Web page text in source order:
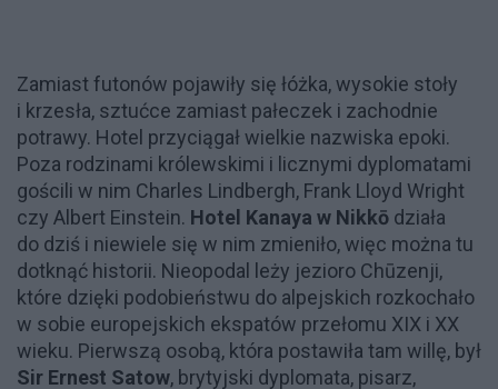
Zamiast futonów pojawiły się łóżka, wysokie stoły
i krzesła, sztućce zamiast pałeczek i zachodnie
potrawy. Hotel przyciągał wielkie nazwiska epoki.
Poza rodzinami królewskimi i licznymi dyplomatami
gościli w nim Charles Lindbergh, Frank Lloyd Wright
czy Albert Einstein. Hotel Kanaya w Nikkō działa
do dziś i niewiele się w nim zmieniło, więc można tu
dotknąć historii. Nieopodal leży jezioro Chūzenji,
które dzięki podobieństwu do alpejskich rozkochało
w sobie europejskich ekspatów przełomu XIX i XX
wieku. Pierwszą osobą, która postawiła tam willę, był
Sir Ernest Satow, brytyjski dyplomata, pisarz,